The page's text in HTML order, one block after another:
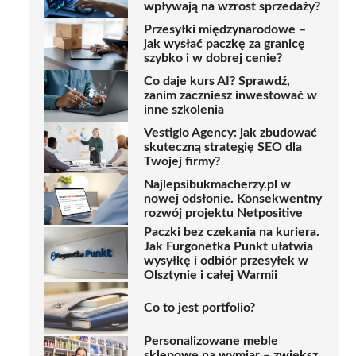
wpływają na wzrost sprzedaży?
Przesyłki międzynarodowe –
jak wysłać paczkę za granicę
szybko i w dobrej cenie?
Co daje kurs AI? Sprawdź,
zanim zaczniesz inwestować w
inne szkolenia
Vestigio Agency: jak zbudować
skuteczną strategię SEO dla
Twojej firmy?
Najlepsibukmacherzy.pl w
nowej odsłonie. Konsekwentny
rozwój projektu Netpositive
Paczki bez czekania na kuriera.
Jak Furgonetka Punkt ułatwia
wysyłkę i odbiór przesyłek w
Olsztynie i całej Warmii
Co to jest portfolio?
​Personalizowane meble